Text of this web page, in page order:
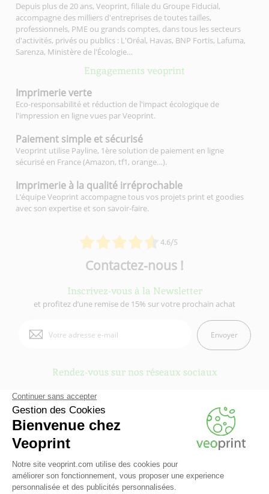
Depuis plus de 20 ans, Veoprint, filiale du Groupe Fiducial,
accompagne des milliers d'entreprises de toutes tailles,
professionnels, PME ou grands comptes, dans tous les secteurs
d'activités, privés ou publics : L'Oréal, Havas, BNP Fortis, Lafuma,
Sarenza, Ministère de l'Écologie…
Engagements veoprint
4.6/5
Imprimerieverte
Eco-responsabilité et réduction de l'impact écologique de
l'impression en ligne vues par Veoprint.
Paiement simple et sécurisé
Veoprint utilise Payline, 1ère solution de paiement en ligne
sécurisé en France (Amazon, tf1, orange…).
Imprimerie à la qualité irréprochable
L’équipe Veoprint accompagne tous vos projets print et goodies
avec son expertise et son savoir-faire.
Contactez-nous !
Inscrivez-vous à la Newsletter
et profitez d’une remise de 15% sur votre prochain achat
Envoyer
Rendez-vous sur nos réseaux sociaux
Veoprint est une marque duGroupe Fiducial
- © 2006-2026 Veoprint | Tous
Qui sommes-nous ?- Mentions légales-Conditions Générales d'Utilisation
Conditions Générales de vente- Cookies-Contactez Veoprint-
-Partenaires